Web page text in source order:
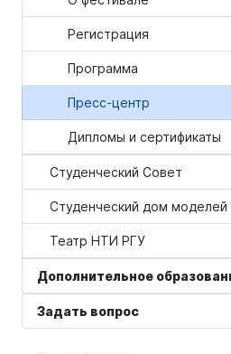
Регистрация
Программа
Пресс-центр
Дипломы и сертификаты
Студенческий Совет
Студенческий дом моделей
Театр НТИ РГУ
Дополнительное
Задать вопрос